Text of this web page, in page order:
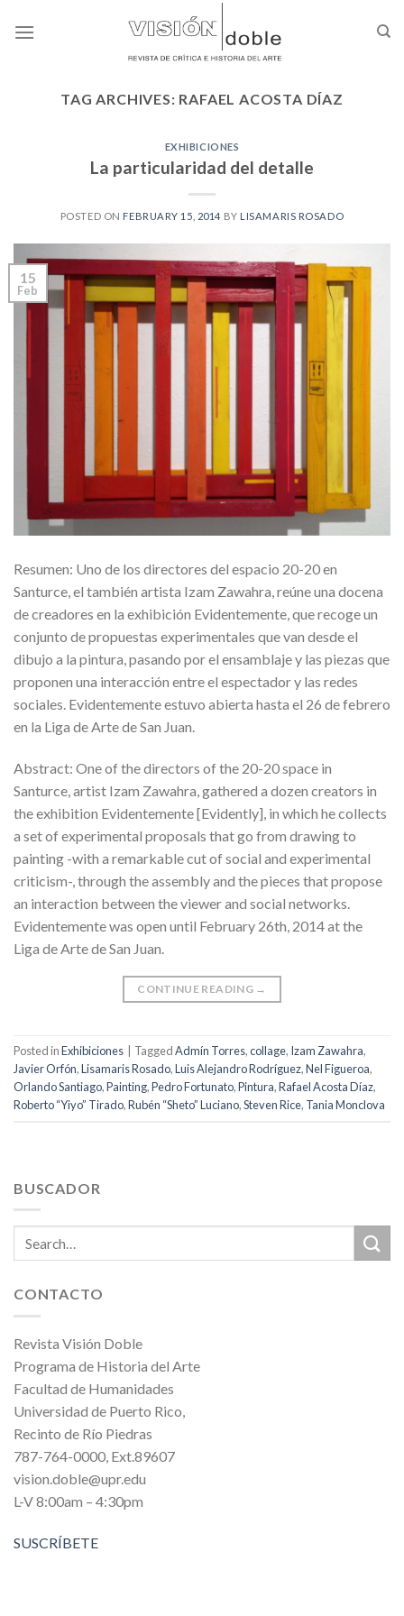
TAG ARCHIVES: RAFAEL ACOSTA DÍAZ
EXHIBICIONES
La particularidad del detalle
POSTED ON FEBRUARY 15, 2014 BY LISAMARIS ROSADO
15
Feb
Resumen: Uno de los directores del espacio 20-20 en
Santurce, el también artista Izam Zawahra, reúne una docena
de creadores en la exhibición Evidentemente, que recoge un
conjunto de propuestas experimentales que van desde el
dibujo a la pintura, pasando por el ensamblaje y las piezas que
proponen una interacción entre el espectador y las redes
sociales. Evidentemente estuvo abierta hasta el 26 de febrero
en la Liga de Arte de San Juan.
Abstract: One of the directors of the 20-20 space in
Santurce, artist Izam Zawahra, gathered a dozen creators in
the exhibition Evidentemente [Evidently], in which he collects
a set of experimental proposals that go from drawing to
painting -with a remarkable cut of social and experimental
criticism-, through the assembly and the pieces that propose
an interaction between the viewer and social networks.
Evidentemente was open until February 26th, 2014 at the
Liga de Arte de San Juan.
CONTINUE READING →
Posted inExhibiciones TaggedAdmín Torres,collage, Izam Zawahra,
Javier Orfón,Lisamaris Rosado,Luis Alejandro Rodríguez,Nel Figueroa,
Orlando Santiago,Painting,Pedro Fortunato,Pintura,Rafael Acosta Díaz,
Roberto “Yiyo” Tirado,Rubén “Sheto” Luciano,Steven Rice, Tania Monclova
BUSCADOR
CONTACTO
Revista Visión Doble
Programa de Historia del Arte
Facultad de Humanidades
Universidad de Puerto Rico,
Recinto de Río Piedras
787-764-0000, Ext.89607
vision.doble@upr.edu
L-V 8:00am – 4:30pm
SUSCRÍBETE